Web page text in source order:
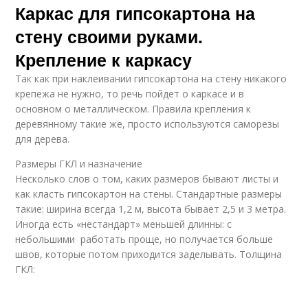
Каркас для гипсокартона на
стену своими руками.
Крепление к каркасу
Так как при наклеивании гипсокартона на стену никакого
крепежа не нужно, то речь пойдет о каркасе и в
основном о металлическом. Правила крепления к
деревянному такие же, просто используются саморезы
для дерева.
Размеры ГКЛ и назначение
Несколько слов о том, каких размеров бывают листы и
как класть гипсокартон на стены. Стандартные размеры
такие: ширина всегда 1,2 м, высота бывает 2,5 и 3 метра.
Иногда есть «нестандарт» меньшей длинны: с
небольшими работать проще, но получается больше
швов, которые потом приходится заделывать. Толщина
ГКЛ: